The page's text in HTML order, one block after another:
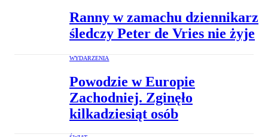
Ranny w zamachu dziennikarz
śledczy Peter de Vries nie żyje
WYDARZENIA
Powodzie w Europie
Zachodniej. Zginęło
kilkadziesiąt osób